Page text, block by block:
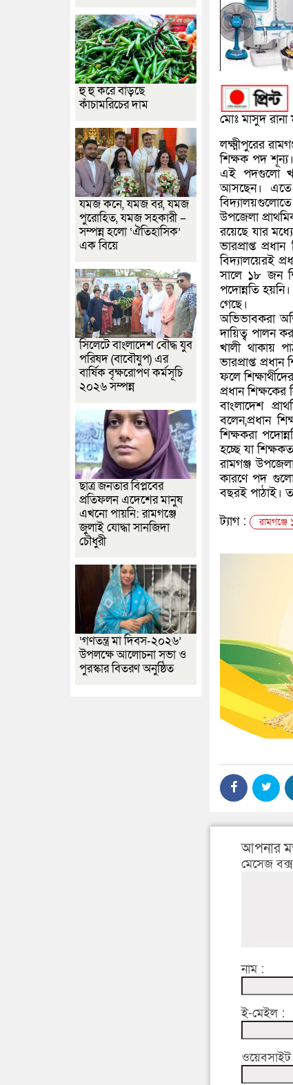
মোঃ মাসুদ রানা
লক্ষ্মীপুরের
শিক্ষক পদ শূন্য।
এই পদগুলো
আসছেন। এতে
বিদ্যালয়গুলোতে
উপজেলা
রয়েছে যার
ভারপ্রাপ্ত
বিদ্যালয়েরই
সালে ১৮ জন
পদোন্নতি
গেছে।
অভিভাবকরা
দায়িত্ব পালন
খালী থাকায়
ভারপ্রাপ্ত
ফলে
প্রধান শিক্ষকের
বাংলাদেশ
বলেন,প্রধান
শিক্ষকরা
হচ্ছে যা
রামগঞ্জ
কারণে পদ
বছরই পাঠাই।
ট্যাগ :
রামগঞ্জে
আপনার
মেসেজ বক্স
নাম :
ই-মেইল :
হু হু করে বাড়ছে
কাঁচামরিচের দাম
যমজ কনে, যমজ বর, যমজ
পুরোহিত, যমজ সহকারী –
সম্পন্ন হলো ‘ঐতিহাসিক’
এক বিয়ে
সিলেটে বাংলাদেশ বৌদ্ধ যুব
পরিষদ (বাবৌযুপ) এর
বার্ষিক বৃক্ষরোপণ কর্মসূচি
২০২৬ সম্পন্ন
ছাত্র জনতার বিপ্লবের
প্রতিফলন এদেশের মানুষ
এখনো পায়নি: রামগঞ্জে
জুলাই যোদ্ধা সানজিদা
চৌধুরী
‘গণতন্ত্র মা দিবস-২০২৬’
উপলক্ষে আলোচনা সভা ও
পুরস্কার বিতরণ অনুষ্ঠিত